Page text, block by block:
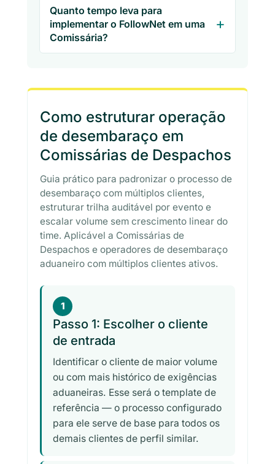
Quanto tempo leva para
implementar o FollowNet em uma
Comissária?
Como estruturar operação
de desembaraço em
Comissárias de Despachos
Guia prático para padronizar o processo de
desembaraço com múltiplos clientes,
estruturar trilha auditável por evento e
escalar volume sem crescimento linear do
time. Aplicável a Comissárias de
Despachos e operadores de desembaraço
aduaneiro com múltiplos clientes ativos.
1
Passo 1: Escolher o cliente
de entrada
Identificar o cliente de maior volume
ou com mais histórico de exigências
aduaneiras. Esse será o template de
referência — o processo configurado
para ele serve de base para todos os
demais clientes de perfil similar.